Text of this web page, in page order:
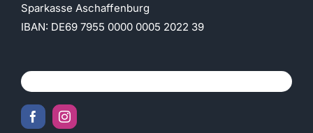
Sparkasse Aschaffenburg
IBAN: DE69 7955 0000 0005 2022 39